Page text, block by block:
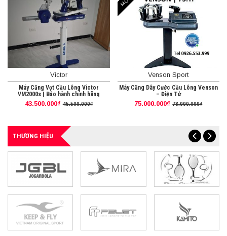
Victor
Máy Căng Vợt Cầu Lông Victor
VM2000s | Bảo hành chính hãng
43.500.000₫ 45.500.000₫
Venson Sport
Máy Căng Dây Cước Cầu Lông Venson
– Điện Tử
75.000.000₫ 78.000.000₫
THƯƠNG HIỆU